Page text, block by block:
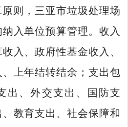
则，三亚市垃圾处理场
入单位预算管理。收入
入、政府性基金收入、
上年结转结余；支出包
出、外交支出、国防支
教育支出、社会保障和